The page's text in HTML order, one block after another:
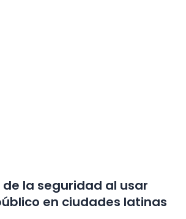
la seguridad al usar
en ciudades latinas